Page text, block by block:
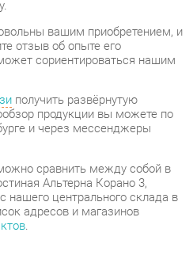
получить развёрнутую
продукции вы можете по
и через мессенджеры
сравнить между собой в
Альтерна Корано 3,
центрального склада в
адресов и магазинов
не Нет